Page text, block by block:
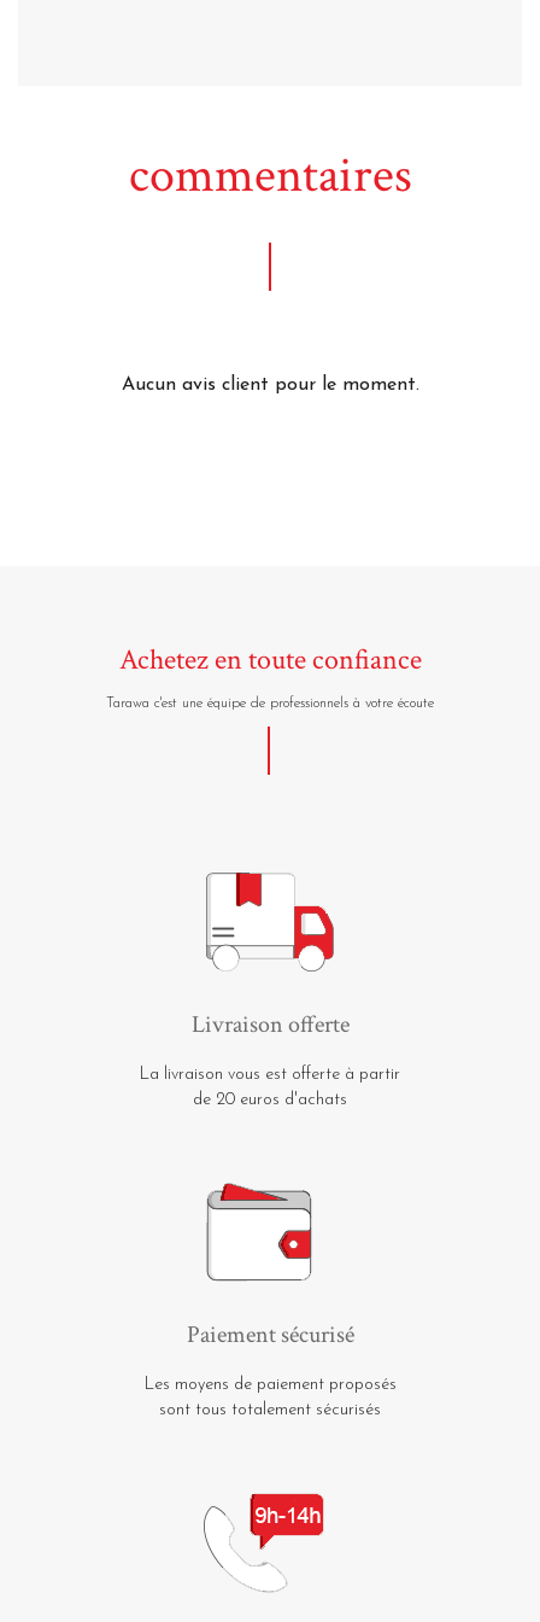
commentaires
Aucun avis client pour le moment.
Achetez en toute confiance
Tarawa c'est une équipe de professionnels à votre écoute
Livraison offerte
La livraison vous est offerte à partir
de 20 euros d'achats
Paiement sécurisé
Les moyens de paiement proposés
sont tous totalement sécurisés